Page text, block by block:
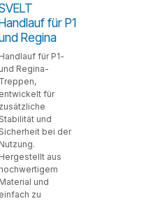
für P1
Regina
Handlauf für P1-
und Regina-
Treppen,
entwickelt für
zusätzliche
Stabilität und
Sicherheit bei der
Nutzung.
Hergestellt aus
hochwertigem
Material und
einfach zu